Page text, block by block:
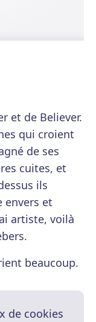
et de Believer.
qui croient
de ses
cuites, et
ils
envers et
artiste, voilà
beaucoup.
de cookies